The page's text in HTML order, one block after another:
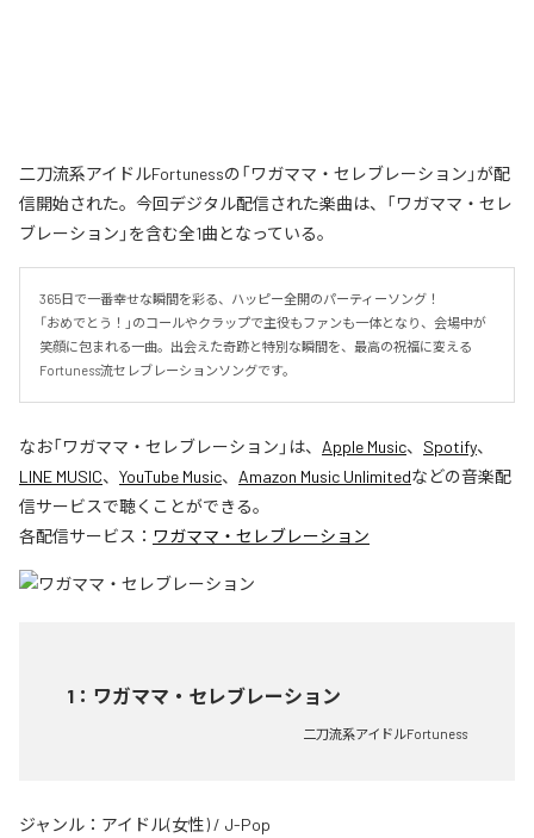
二刀流系アイドルFortunessの「ワガママ・セレブレーション」が配
信開始された。今回デジタル配信された楽曲は、「ワガママ・セレ
ブレーション」を含む全1曲となっている。
365日で一番幸せな瞬間を彩る、ハッピー全開のパーティーソング！
「おめでとう！」のコールやクラップで主役もファンも一体となり、会場中が
笑顔に包まれる一曲。出会えた奇跡と特別な瞬間を、最高の祝福に変える
Fortuness流セレブレーションソングです。
なお「ワガママ・セレブレーション 」は、 Apple Music、 Spotify、
LINE MUSIC、 YouTube Music、 Amazon Music Unlimitedなどの音楽配
信サービスで聴くことができる。
各配信サービス： ワガママ・セレブレーション
1 ： ワガママ・セレブレーション
二刀流系アイドルFortuness
ジャンル： アイドル(女性) / J-Pop